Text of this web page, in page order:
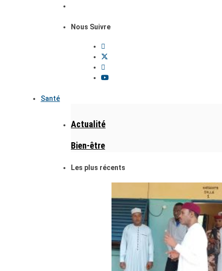
Nous Suivre
Santé
Actualité
Bien-être
Les plus récents